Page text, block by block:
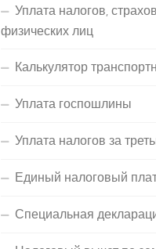
Уплата налогов,
физических лиц
Калькулятор
Уплата госпошлины
Уплата налогов за
Единый налоговый
Специальная